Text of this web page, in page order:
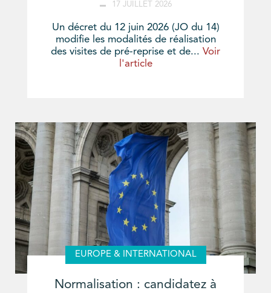
17 JUILLET 2026
Un décret du 12 juin 2026 (JO du 14)
modifie les modalités de réalisation
des visites de pré-reprise et de... Voir
l'article
EUROPE & INTERNATIONAL
Normalisation : candidatez à